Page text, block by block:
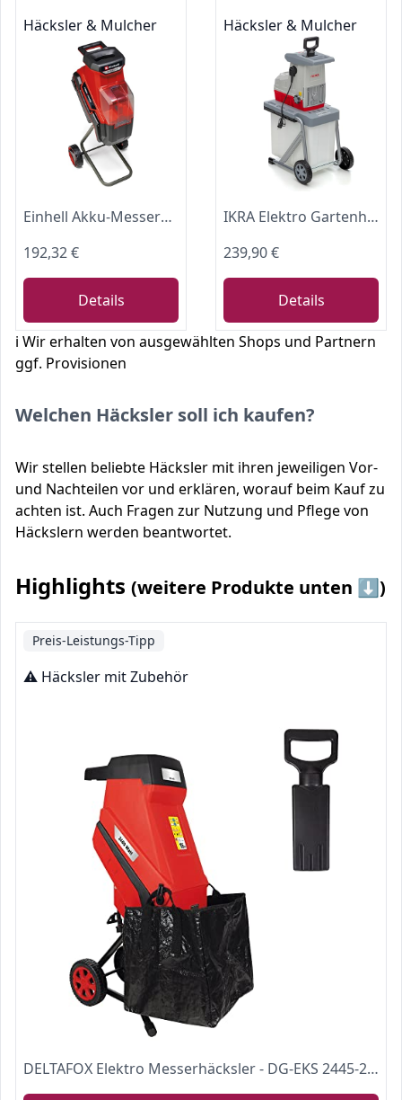
Häcksler & Mulcher
Einhell Akku-Messerhäcksler REDAXXO 36/25
192,32 €
Details
Häcksler & Mulcher
IKRA Elektro Gartenhäcksler Walzenhäcksler ILH 3000A, Aststärke bis 44mm
239,90 €
Details
ℹ️ Wir erhalten von ausgewählten Shops und Partnern
ggf. Provisionen
Welchen Häcksler soll ich kaufen?
Wir stellen beliebte Häcksler mit ihren jeweiligen Vor-
und Nachteilen vor und erklären, worauf beim Kauf zu
achten ist. Auch Fragen zur Nutzung und Pflege von
Häckslern werden beantwortet.
Highlights (weitere Produkte unten ⬇️)
Preis-Leistungs-Tipp
⚠️ Häcksler mit Zubehör
DELTAFOX Elektro Messerhäcksler - DG-EKS 2445-2400 W - inkl. 45 ltr Fangsack - 12 kg leicht - Laufräder mit Radabdeckung - Gartenhäcksler für 45 mm Äste - Schredder